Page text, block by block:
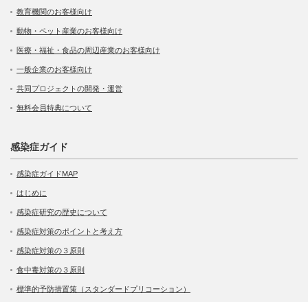
教育機関のお客様向け
動物・ペット産業のお客様向け
医療・福祉・食品の周辺産業のお客様向け
一般企業のお客様向け
共同プロジェクトの開発・運営
無料会員特典について
感染症ガイド
感染症ガイドMAP
はじめに
感染症研究の歴史について
感染症対策のポイントと考え方
感染症対策の３原則
食中毒対策の３原則
標準的予防措置策（スタンダードプリコーション）